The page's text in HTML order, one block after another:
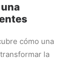
cómo una
la